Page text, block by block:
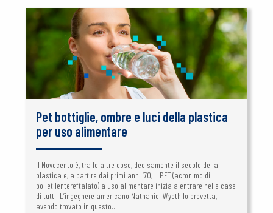
Pet bottiglie, ombre e luci della plastica
per uso alimentare
Il Novecento è, tra le altre cose, decisamente il secolo della
plastica e, a partire dai primi anni ’70, il PET (acronimo di
polietilentereftalato) a uso alimentare inizia a entrare nelle case
di tutti. L’ingegnere americano Nathaniel Wyeth lo brevetta,
avendo trovato in questo...